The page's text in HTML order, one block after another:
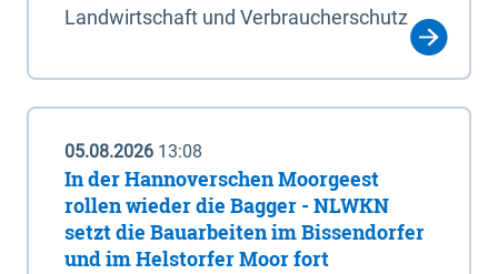
Landwirtschaft und Verbraucherschutz
05.08.2026 13:08
In der Hannoverschen Moorgeest
rollen wieder die Bagger - NLWKN
setzt die Bauarbeiten im Bissendorfer
und im Helstorfer Moor fort